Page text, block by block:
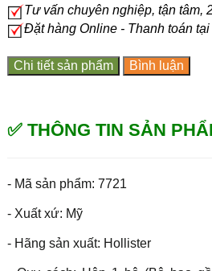
Tư vấn chuyên nghiệp, tận tâm,
Đặt hàng Online - Thanh toán tại
Chi tiết sản phẩm Bình luận
✅ THÔNG TIN SẢN
- Mã sản phẩm: 7721
- Xuất xứ: Mỹ
- Hãng sản xuất: Hollister